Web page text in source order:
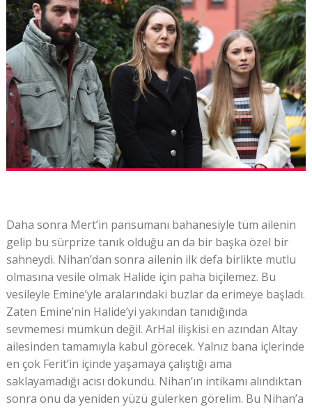
Daha sonra Mert’in pansumanı bahanesiyle tüm ailenin
gelip bu sürprize tanık olduğu an da bir başka özel bir
sahneydi. Nihan’dan sonra ailenin ilk defa birlikte mutlu
olmasına vesile olmak Halide için paha biçilemez. Bu
vesileyle Emine’yle aralarındaki buzlar da erimeye başladı.
Zaten Emine’nin Halide’yi yakından tanıdığında
sevmemesi mümkün değil. ArHal ilişkisi en azından Altay
ailesinden tamamıyla kabul görecek. Yalnız bana içlerinde
en çok Ferit’in içinde yaşamaya çalıştığı ama
saklayamadığı acısı dokundu. Nihan’ın intikamı alındıktan
sonra onu da yeniden yüzü gülerken görelim. Bu Nihan’a